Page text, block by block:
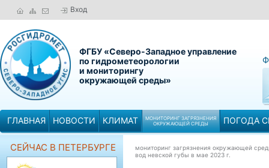
Вход
ФГБУ «Северо-Западное управление
по гидрометеорологии
и мониторингу
окружающей среды»
ГЛАВНАЯ НОВОСТИ КЛИМАТ
МОНИТОРИНГ ЗАГРЯЗНЕНИЯ
ОКРУЖАЮЩЕЙ СРЕДЫ
ПОГОДА
СЕЙЧАС В ПЕТЕРБУРГЕ
мониторинг загрязнения окружающей
вод невской губы в мае 2023 г.